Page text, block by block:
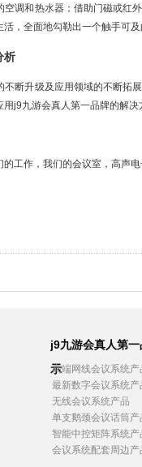
空调和热水器；借助门磁或红
，全面地勾勒出一个触手可及
析
断升级及应用领域的不断拓
j9九游会真人第一品牌的解
工作，我们的会议室，高声
j9九游会真人第
示
高端网线会议系统产
最新数字会议系统产
无线会议系统产品
单支鹅颈会议话筒产
智能中控矩阵系统产
会议系统配套周边产